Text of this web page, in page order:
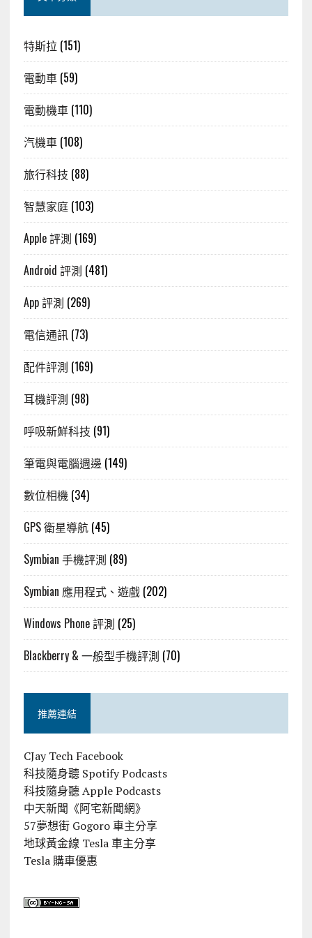
特斯拉 (151)
電動車(59)
電動機車(110)
汽機車(108)
旅行科技 (88)
智慧家庭(103)
Apple 評測 (169)
Android 評測 (481)
App 評測 (269)
電信通訊(73)
配件評測 (169)
耳機評測 (98)
呼吸新鮮科技 (91)
筆電與電腦週邊 (149)
數位相機 (34)
GPS 衛星導航(45)
Symbian 手機評測 (89)
Symbian 應用程式、遊戲(202)
Windows Phone 評測 (25)
Blackberry & 一般型手機評測 (70)
推薦連結
CJay Tech Facebook
科技隨身聽 Spotify Podcasts
科技隨身聽 Apple Podcasts
中天新聞《阿宅新聞網》
57夢想街 Gogoro 車主分享
地球黃金線 Tesla 車主分享
Tesla 購車優惠